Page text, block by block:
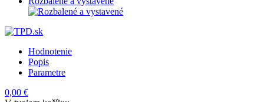
Hodnotenie
Popis
Parametre
0,00 €